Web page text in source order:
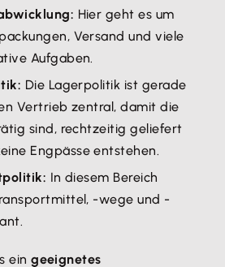
Hier geht es um
Versand und viele
Aufgaben.
Die Lagerpolitik ist gerade
Vertrieb zentral, damit die
sind, rechtzeitig geliefert
Engpässe entstehen.
In diesem Bereich
-wege und -
eingeeignetes